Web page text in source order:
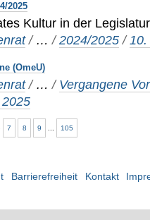
2025
Kultur in der
/ …/2024/2025 /
(OmeU)
/ …/ Vergangene
7 8 9 105
Barrierefreiheit Kontakt